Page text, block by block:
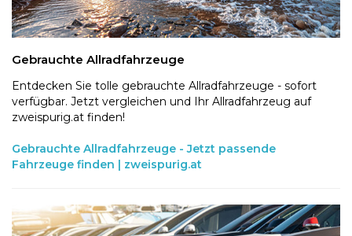
Gebrauchte Allradfahrzeuge
Entdecken Sie tolle gebrauchte Allradfahrzeuge - sofort
verfügbar. Jetzt vergleichen und Ihr Allradfahrzeug auf
zweispurig.at finden!
Gebrauchte Allradfahrzeuge - Jetzt passende
Fahrzeuge finden | zweispurig.at